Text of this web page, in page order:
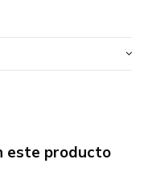
este producto